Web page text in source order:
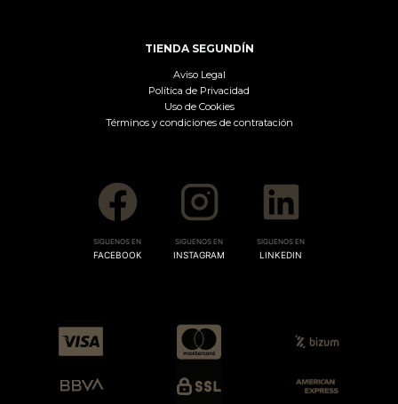
TIENDA SEGUNDÍN
Aviso Legal
Política de Privacidad
Uso de Cookies
Términos y condiciones de contratación
SIGUENOS EN
FACEBOOK
SIGUENOS EN
INSTAGRAM
SIGUENOS EN
LINKEDIN